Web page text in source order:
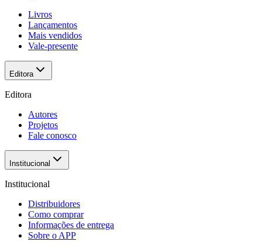
Livros
Lançamentos
Mais vendidos
Vale-presente
Editora
Editora
Autores
Projetos
Fale conosco
Institucional
Institucional
Distribuidores
Como comprar
Informações de entrega
Sobre o APP